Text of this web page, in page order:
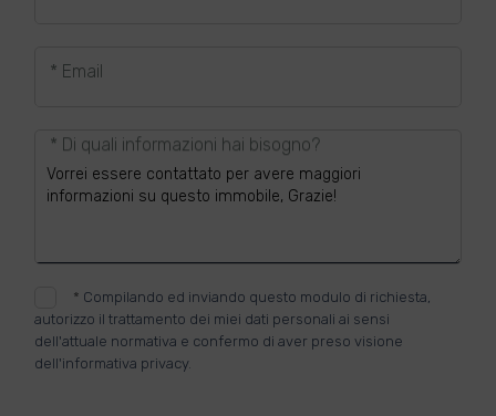
* Email
* Di quali informazioni hai bisogno?
* Compilando ed inviando questo modulo di richiesta,
autorizzo il trattamento dei miei dati personali ai sensi
dell'attuale normativa e confermo di aver preso visione
dell'informativa privacy.